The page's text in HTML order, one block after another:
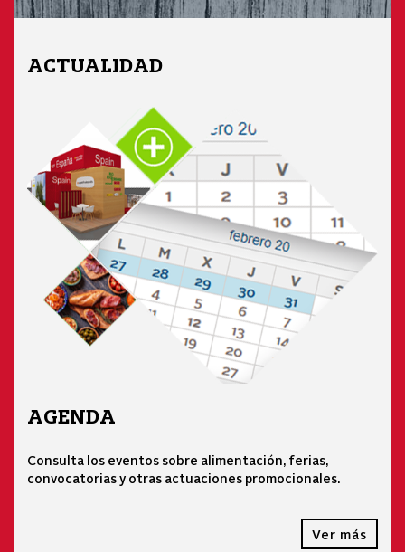
ACTUALIDAD
AGENDA
Consulta los eventos sobre alimentación, ferias,
convocatorias y otras actuaciones promocionales.
Ver más